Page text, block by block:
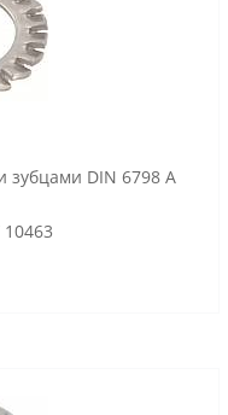
DIN 6798 A